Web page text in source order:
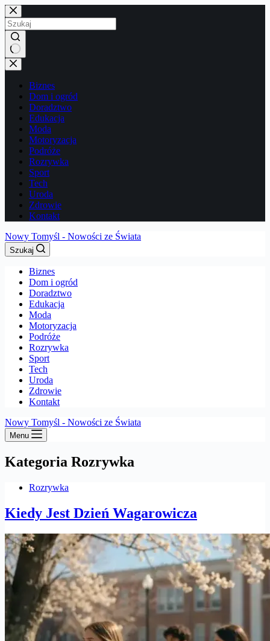
Przejdź
do
treści
Brak
wyników
Biznes
Dom i ogród
Doradztwo
Edukacja
Moda
Motoryzacja
Podróże
Rozrywka
Sport
Tech
Uroda
Zdrowie
Kontakt
Nowy Tomyśl - Nowości ze Świata
Szukaj
Biznes
Dom i ogród
Doradztwo
Edukacja
Moda
Motoryzacja
Podróże
Rozrywka
Sport
Tech
Uroda
Zdrowie
Kontakt
Nowy Tomyśl - Nowości ze Świata
Menu
Kategoria Rozrywka
Rozrywka
Kiedy Jest Dzień Wagarowicza